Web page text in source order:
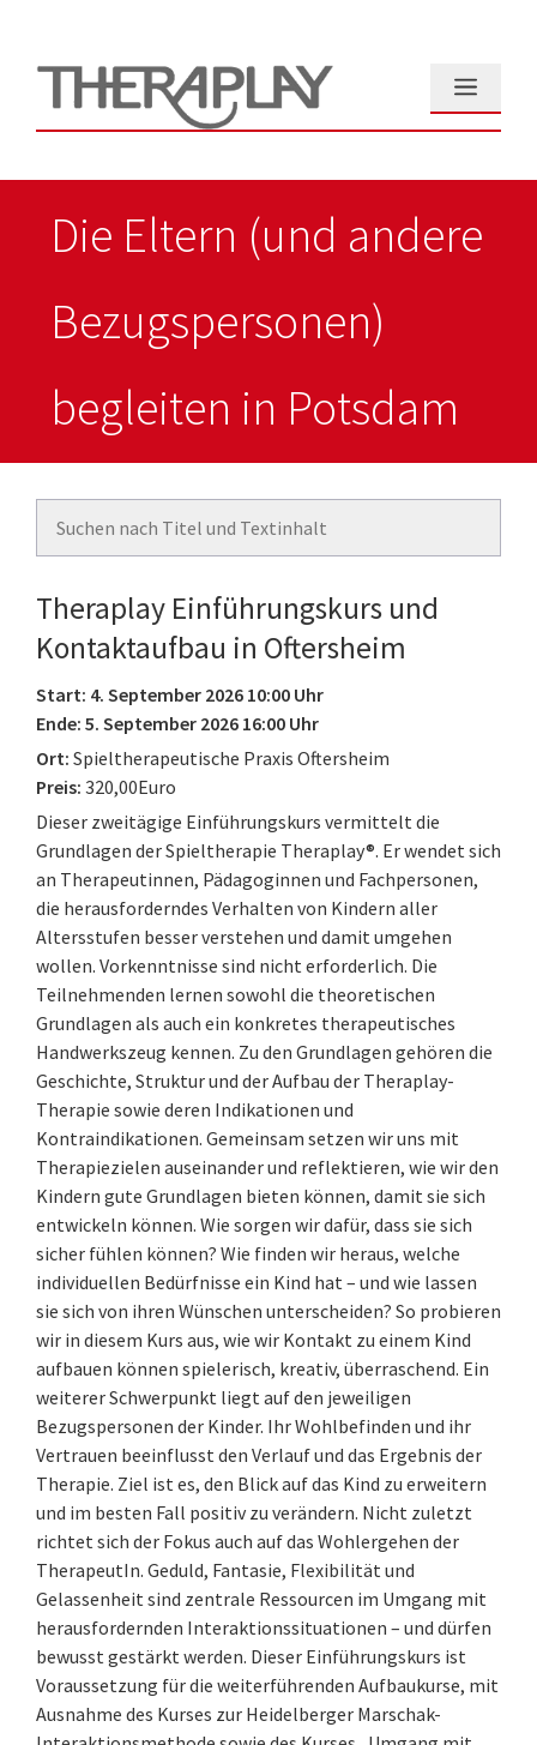
springen
Menü
Die Eltern (und andere
Bezugspersonen)
begleiten in Potsdam
Theraplay Einführungskurs und
Kontaktaufbau in Oftersheim
Start: 4. September 2026 10:00 Uhr
Ende: 5. September 2026 16:00 Uhr
Ort: Spieltherapeutische Praxis Oftersheim
Preis: 320,00Euro
Dieser zweitägige Einführungskurs vermittelt die
Grundlagen der Spieltherapie Theraplay®. Er wendet sich
an Therapeutinnen, Pädagoginnen und Fachpersonen,
die herausforderndes Verhalten von Kindern aller
Altersstufen besser verstehen und damit umgehen
wollen. Vorkenntnisse sind nicht erforderlich. Die
Teilnehmenden lernen sowohl die theoretischen
Grundlagen als auch ein konkretes therapeutisches
Handwerkszeug kennen. Zu den Grundlagen gehören die
Geschichte, Struktur und der Aufbau der Theraplay-
Therapie sowie deren Indikationen und
Kontraindikationen. Gemeinsam setzen wir uns mit
Therapiezielen auseinander und reflektieren, wie wir den
Kindern gute Grundlagen bieten können, damit sie sich
entwickeln können. Wie sorgen wir dafür, dass sie sich
sicher fühlen können? Wie finden wir heraus, welche
individuellen Bedürfnisse ein Kind hat – und wie lassen
sie sich von ihren Wünschen unterscheiden? So probieren
wir in diesem Kurs aus, wie wir Kontakt zu einem Kind
aufbauen können spielerisch, kreativ, überraschend. Ein
weiterer Schwerpunkt liegt auf den jeweiligen
Bezugspersonen der Kinder. Ihr Wohlbefinden und ihr
Vertrauen beeinflusst den Verlauf und das Ergebnis der
Therapie. Ziel ist es, den Blick auf das Kind zu erweitern
und im besten Fall positiv zu verändern. Nicht zuletzt
richtet sich der Fokus auch auf das Wohlergehen der
TherapeutIn. Geduld, Fantasie, Flexibilität und
Gelassenheit sind zentrale Ressourcen im Umgang mit
herausfordernden Interaktionssituationen – und dürfen
bewusst gestärkt werden. Dieser Einführungskurs ist
Voraussetzung für die weiterführenden Aufbaukurse, mit
Ausnahme des Kurses zur Heidelberger Marschak-